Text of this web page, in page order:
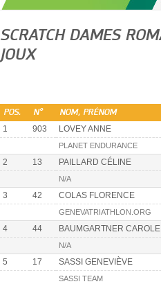
SCRATCH DAMES
JOUX
POS. N° NOM, PRÉNOM
1 903 LOVEY ANNE
PLANET ENDURANCE
2 13 PAILLARD CÉLINE
N/A
3 42 COLAS FLORENCE
GENEVATRIATHLON.ORG
4 44 BAUMGARTNER CAROLE
N/A
5 17 SASSI GENEVIÈVE
SASSI TEAM